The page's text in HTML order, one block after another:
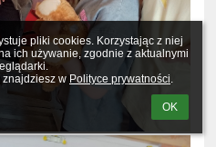
pliki cookies. Korzystając z niej
ich używanie, zgodnie z aktualnymi
w Polityce prywatności.
OK